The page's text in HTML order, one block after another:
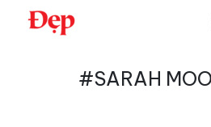
Chuyển
#SARAH